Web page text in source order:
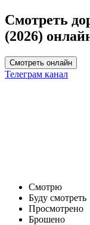
Смотреть
(2026)
Смотреть онлайн
Телеграм канал
Смотрю
Буду смотреть
Просмотрено
Брошено